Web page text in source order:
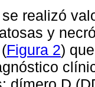
realizó
y
Figura 2)